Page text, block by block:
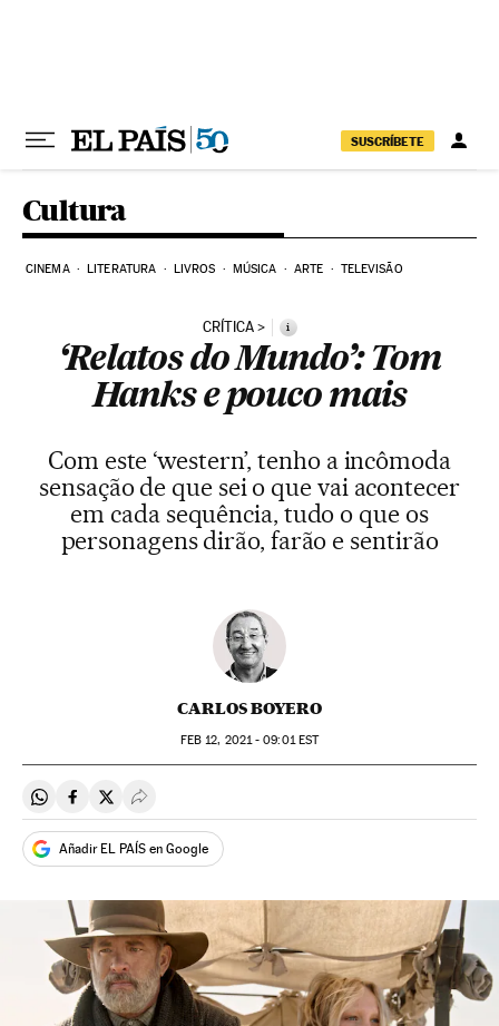
SUSCRÍBETE
Cultura
CINEMA LITERATURA LIVROS MÚSICA ARTE TELEVISÃO
CRÍTICA i
‘Relatos do Mundo’: Tom
Hanks e pouco mais
Com este ‘western’, tenho a incômoda
sensação de que sei o que vai acontecer
em cada sequência, tudo o que os
personagens dirão, farão e sentirão
CARLOS BOYERO
FEB 12, 2021 - 09:01EST
Compartir en Whatsapp
Compartir en Facebook
Compartir en Twitter
Desplegar Redes Sociales
Añadir EL PAÍS en Google